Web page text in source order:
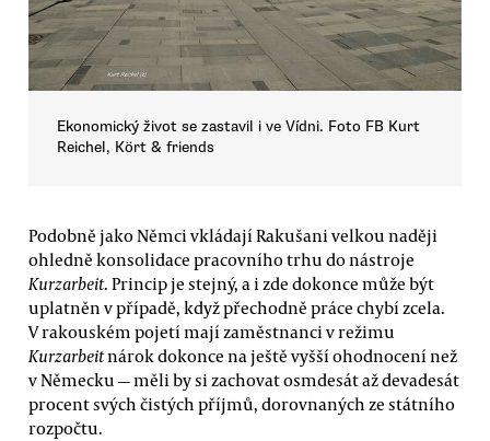
Ekonomický život se zastavil i ve Vídni. Foto FB Kurt
Reichel, Kört & friends
Podobně jako Němci vkládají Rakušani velkou naději
ohledně konsolidace pracovního trhu do nástroje
Kurzarbeit. Princip je stejný, a i zde dokonce může být
uplatněn v případě, když přechodně práce chybí zcela.
V rakouském pojetí mají zaměstnanci v režimu
Kurzarbeitnárok dokonce na ještě vyšší ohodnocení než
v Německu — měli by si zachovat osmdesát až devadesát
procent svých čistých příjmů, dorovnaných ze státního
rozpočtu.